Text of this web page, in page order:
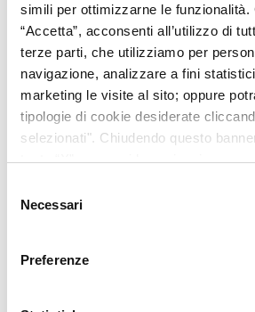
simili per ottimizzarne le funzionalità.
“Accetta”, acconsenti all’utilizzo di
terze parti, che utilizziamo per
navigazione, analizzare a fini
marketing le visite al sito; oppure
tipologie di cookie desiderate
selezionati". Chiudendo questo
tasto “X” prosegui la navigazione e
modificare le tue preferenze in ogni
link “Impostazione dei cookie” a fine
Policy.
delNecessari
Preferenze
SALONE DEL
È GIA BOOM
BIGLIETTI,
VISITATORI
Mentre le vetrine del
apprestano ad
FuoriSalone, dentro e
padiglioni del polo
Fiera i preparativi sono
alla fase della rifinitura.